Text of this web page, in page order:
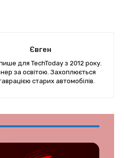
Євген
для TechToday з 2012 року.
за освітою. Захоплюється
старих автомобілів.